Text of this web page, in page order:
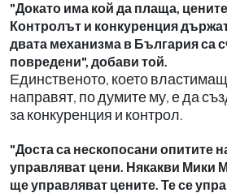
"Докато има кой да плаща,
Контролът и конкуренция
двата механизма в България са
повредени", добави той.
Единственото, което
направят, по думите му, е да
за конкуренция и контрол.
"Доста са нескопосани опитите
управляват цени. Някакви Мики
ще управляват цените. Те се